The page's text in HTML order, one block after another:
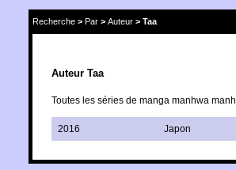
Recherche > Par > Auteur > Taa
Auteur Taa
Toutes les séries de manga manhwa
2016 Japon